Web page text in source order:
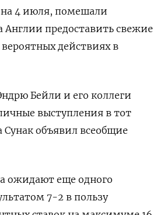
4 июля, помешали
предоставить свежие
действиях в
Бейли и его коллеги
выступления в тот
Сунак объявил всеобщие
ожидают еще одного
7-2 в пользу